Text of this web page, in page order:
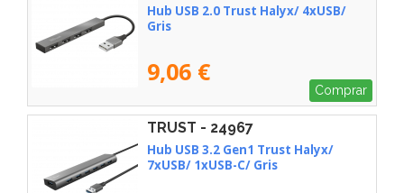
Hub USB 2.0 Trust Halyx/ 4xUSB/
Gris
9,06 €
Comprar
TRUST - 24967
Hub USB 3.2 Gen1 Trust Halyx/
7xUSB/ 1xUSB-C/ Gris